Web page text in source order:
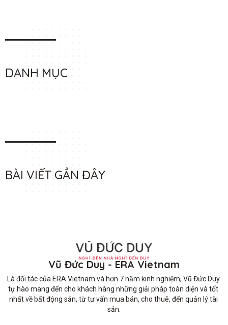
DANH MỤC
BÀI VIẾT GẦN ĐÂY
Vũ Đức Duy - ERA Vietnam
Là đối tác của ERA Vietnam và hơn 7 năm kinh nghiệm, Vũ Đức Duy
tự hào mang đến cho khách hàng những giải pháp toàn diện và tốt
nhất về bất động sản, từ tư vấn mua bán, cho thuê, đến quản lý tài
sản.